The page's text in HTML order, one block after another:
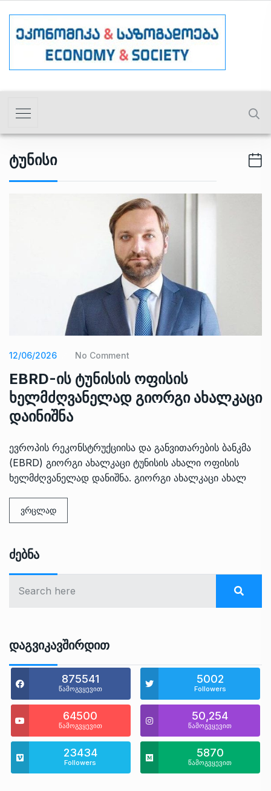
Ტუნისი
12/06/2026 No Comment
EBRD-ის ტუნისის ოფისის
ხელმძღვანელად გიორგი ახალკაცი
დაინიშნა
ევროპის რეკონსტრუქციისა და განვითარების ბანკმა
(EBRD) გიორგი ახალკაცი ტუნისის ახალი ოფისის
ხელმძღვანელად დანიშნა. გიორგი ახალკაცი ახალ
ვრცლად
Ძებნა
Დაგვიკავშირდით
875541
წამოგვყევით
5002
Followers
64500
წამოგვყევით
50,254
წამოგვყევით
23434
Followers
5870
წამოგვყევით